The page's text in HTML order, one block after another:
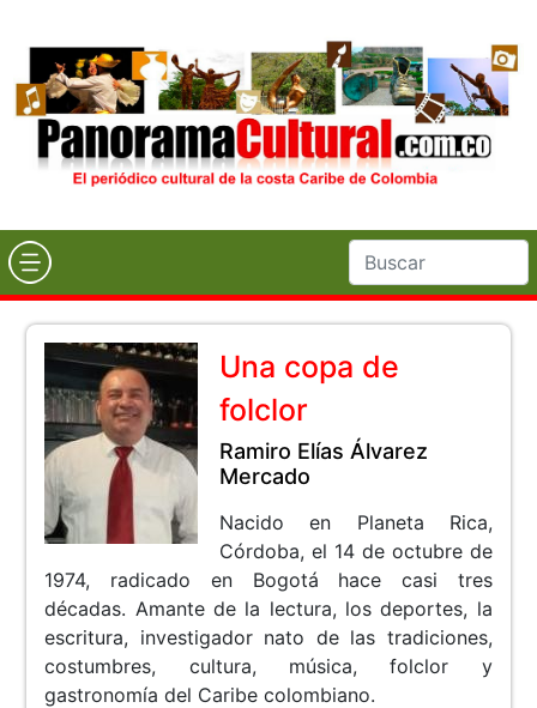
Una copa de
folclor
Ramiro Elías Álvarez
Mercado
Nacido en Planeta Rica,
Córdoba, el 14 de octubre de
1974, radicado en Bogotá hace casi tres
décadas. Amante de la lectura, los deportes, la
escritura, investigador nato de las tradiciones,
costumbres, cultura, música, folclor y
gastronomía del Caribe colombiano.